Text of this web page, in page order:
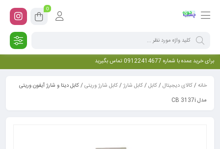
0
برای خرید عمده با شماره 09122414677 تماس بگیرید
خانه/کالای دیجیتال/کابل/کابل شارژ/کابل شارژ وریتی/ کابل دیتا و شارژ آیفون وریتی
مدل CB 3137i